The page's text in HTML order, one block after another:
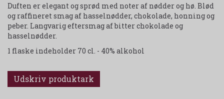
Duften er elegant og sprød med noter af nødder og hø. Blød
og raffineret smag af hasselnødder, chokolade, honning og
peber. Langvarig eftersmag af bitter chokolade og
hasselnødder.
1 flaske indeholder 70 cl. - 40% alkohol
Udskriv produktark